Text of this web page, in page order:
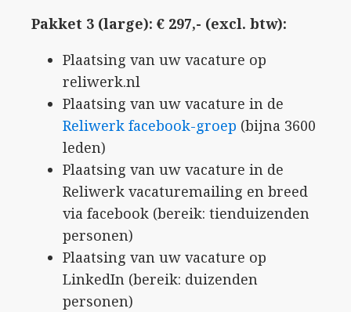
Pakket 3 (large): € 297,- (excl. btw):
Plaatsing van uw vacature op
reliwerk.nl
Plaatsing van uw vacature in de
Reliwerk facebook-groep (bijna 3600
leden)
Plaatsing van uw vacature in de
Reliwerk vacaturemailing en breed
via facebook (bereik: tienduizenden
personen)
Plaatsing van uw vacature op
LinkedIn (bereik: duizenden
personen)